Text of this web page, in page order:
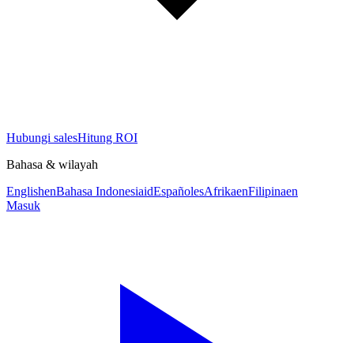
Hubungi salesHitung ROI
Bahasa & wilayah
EnglishenBahasa IndonesiaidEspañolesAfrikaenFilipinaen
Masuk